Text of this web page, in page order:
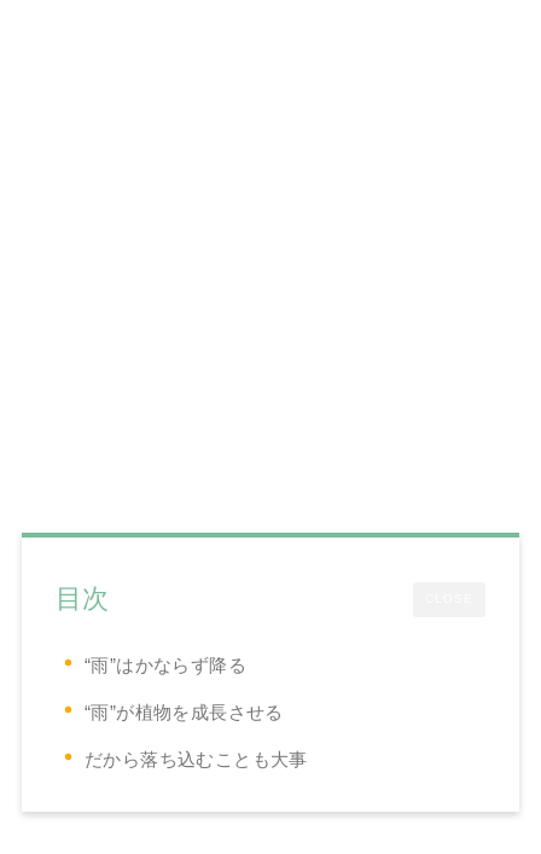
目次
“雨”はかならず降る
“雨”が植物を成長させる
だから落ち込むことも大事